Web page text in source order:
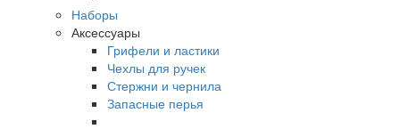
Наборы
Аксессуары
Грифели и ластики
Чехлы для ручек
Стержни и чернила
Запасные перья